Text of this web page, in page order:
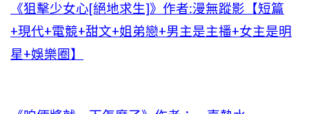
《狙擊少女心[絕地求生]》作者:漫無蹤影【短篇
+現代+電競+甜文+姐弟戀+男主是主播+女主是明
星+娛樂圈】